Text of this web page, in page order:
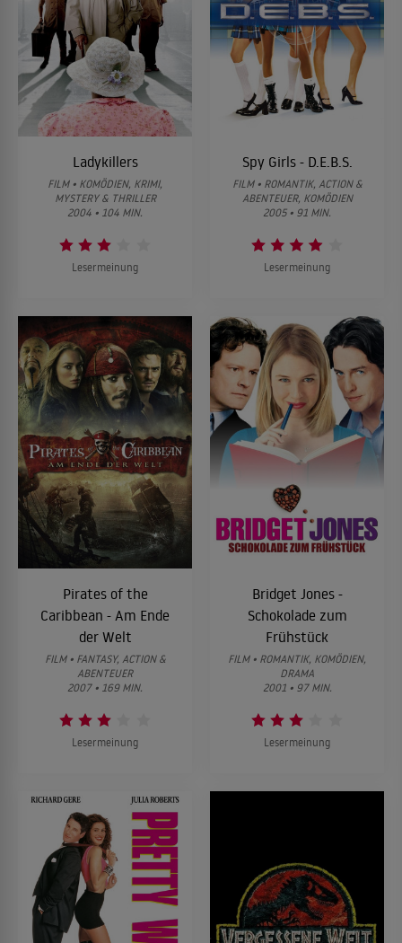
Ladykillers
FILM • KOMÖDIEN, KRIMI,
MYSTERY & THRILLER
2004 • 104 MIN.
Lesermeinung
Spy Girls - D.E.B.S.
FILM • ROMANTIK, ACTION &
ABENTEUER, KOMÖDIEN
2005 • 91 MIN.
Lesermeinung
Pirates of the
Caribbean - Am Ende
der Welt
FILM • FANTASY, ACTION &
ABENTEUER
2007 • 169 MIN.
Lesermeinung
Bridget Jones -
Schokolade zum
Frühstück
FILM • ROMANTIK, KOMÖDIEN,
DRAMA
2001 • 97 MIN.
Lesermeinung